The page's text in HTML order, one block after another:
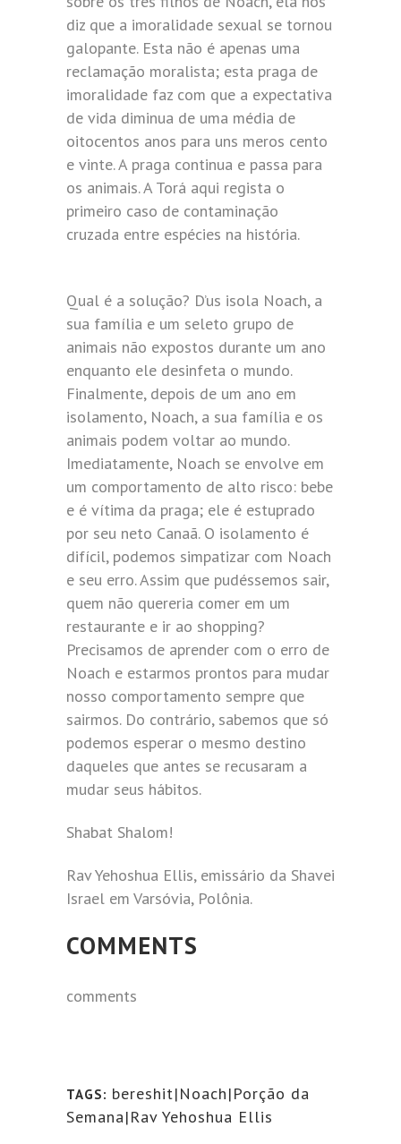
diz que a imoralidade sexual se tornou
galopante. Esta não é apenas uma
reclamação moralista; esta praga de
imoralidade faz com que a expectativa
de vida diminua de uma média de
oitocentos anos para uns meros cento
e vinte. A praga continua e passa para
os animais. A Torá aqui regista o
primeiro caso de contaminação
cruzada entre espécies na história.
Qual é a solução? D’us isola Noach, a
sua família e um seleto grupo de
animais não expostos durante um ano
enquanto ele desinfeta o mundo.
Finalmente, depois de um ano em
isolamento, Noach, a sua família e os
animais podem voltar ao mundo.
Imediatamente, Noach se envolve em
um comportamento de alto risco: bebe
e é vítima da praga; ele é estuprado
por seu neto Canaã. O isolamento é
difícil, podemos simpatizar com Noach
e seu erro. Assim que pudéssemos sair,
quem não quereria comer em um
restaurante e ir ao shopping?
Precisamos de aprender com o erro de
Noach e estarmos prontos para mudar
nosso comportamento sempre que
sairmos. Do contrário, sabemos que só
podemos esperar o mesmo destino
daqueles que antes se recusaram a
mudar seus hábitos.
Shabat Shalom!
Rav Yehoshua Ellis, emissário da Shavei
Israel em Varsóvia, Polônia.
COMMENTS
comments
TAGS: bereshit|Noach|Porção da
Semana|Rav Yehoshua Ellis